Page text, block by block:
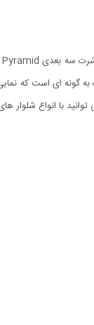
توانید با انواع شلوار